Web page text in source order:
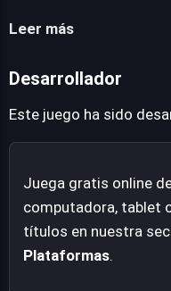
Leer más
Desarrollador
Este juego ha sido
Juega gratis online
computadora, tablet
títulos en nuestra
Plataformas.